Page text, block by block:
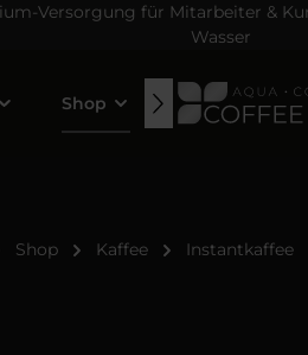
Versorgung für Mitarbeiter &
Wasser
Shop News
Shop Kaffee Instantkaffee